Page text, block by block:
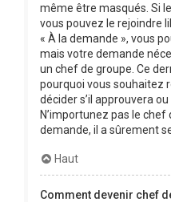
même être masqués. Si
vous pouvez le rejoindre
« À la demande », vous
mais votre demande
un chef de groupe. Ce
pourquoi vous souhaitez
décider s’il approuvera
N’importunez pas le chef
demande, il a sûrement
Haut
Comment devenir chef